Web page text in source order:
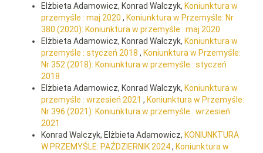
Elżbieta Adamowicz, Konrad Walczyk, Koniunktura w
przemyśle : maj 2020 , Koniunktura w Przemyśle: Nr
380 (2020): Koniunktura w przemyśle : maj 2020
Elżbieta Adamowicz, Konrad Walczyk, Koniunktura w
przemyśle : styczeń 2018 , Koniunktura w Przemyśle:
Nr 352 (2018): Koniunktura w przemyśle : styczeń
2018
Elżbieta Adamowicz, Konrad Walczyk, Koniunktura w
przemyśle : wrzesień 2021 , Koniunktura w Przemyśle:
Nr 396 (2021): Koniunktura w przemyśle : wrzesień
2021
Konrad Walczyk, Elżbieta Adamowicz, KONIUNKTURA
W PRZEMYŚLE: PAŹDZIERNIK 2024, Koniunktura w